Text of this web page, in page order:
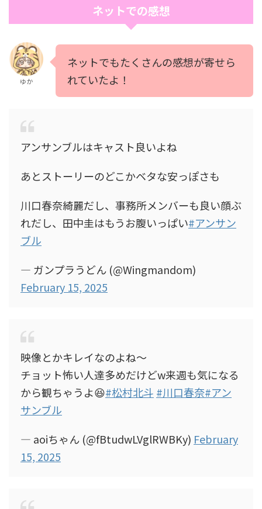
ネットでの感想
ゆか
ネットでもたくさんの感想が寄せら
れていたよ！
アンサンブルはキャスト良いよね
あとストーリーのどこかベタな安っぽさも
川口春奈綺麗だし、事務所メンバーも良い顔ぶ
れだし、田中圭はもうお腹いっぱい#アンサン
ブル
— ガンプラうどん (@Wingmandom)
February 15, 2025
映像とかキレイなのよね〜
チョット怖い人達多めだけどw来週も気になる
から観ちゃうよ😆#松村北斗 #川口春奈#アン
サンブル
— aoiちゃん (@fBtudwLVglRWBKy) February
15, 2025